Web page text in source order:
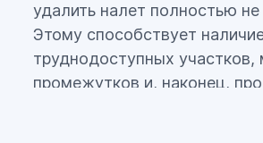
удалить налет полностью не
Этому способствует
труднодоступных
промежутков и, наконец,
отсутствие свободного